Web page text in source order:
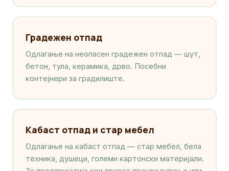
Градежен отпад
Одлагање на неопасен градежен отпад — шут,
бетон, тула, керамика, дрво. Посебни
контејнери за градилиште.
Кабаст отпад и стар мебел
Одлагање на кабаст отпад — стар мебел, бела
техника, душеци, големи картонски материјали.